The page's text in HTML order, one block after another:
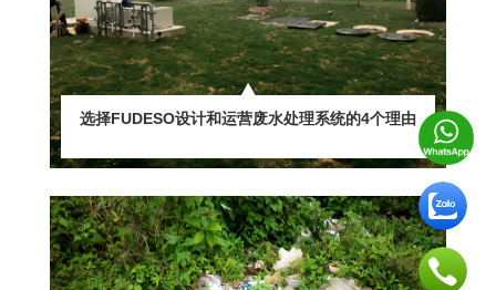
选择FUDESO设计和运营废水处理系统的4个理由